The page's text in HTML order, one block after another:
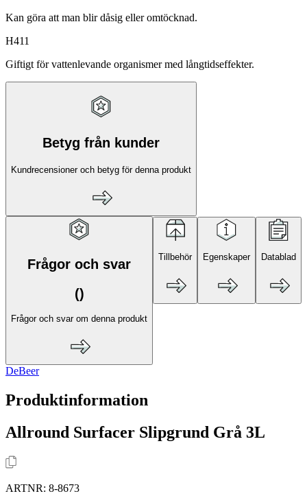
Kan göra att man blir dåsig eller omtöcknad.
H411
Giftigt för vattenlevande organismer med långtidseffekter.
Betyg från kunder
Kundrecensioner och betyg för denna produkt
Frågor och svar
()
Frågor och svar om denna produkt
Tillbehör Egenskaper Datablad
DeBeer
Produktinformation
Allround Surfacer Slipgrund Grå 3L
ARTNR: 8-8673